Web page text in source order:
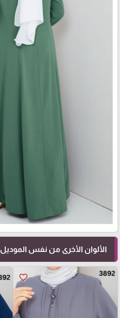
الألوان الأخرى من نفس الموديل
favorite_border